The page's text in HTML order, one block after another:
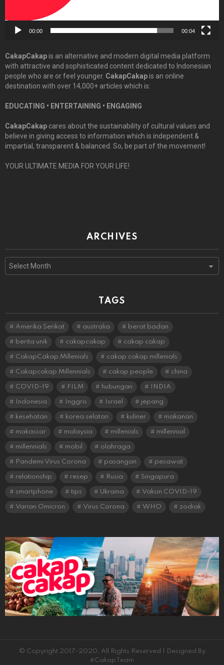
00:00 00:04
CakapCakapis an alternative and modern digital media platform
with attractive and sophisticated content dedicated to Indonesian
people who are or feel younger. CakapCakapis an online
destination with over 14,000+ articles which is:
EDUCATING • ENTERTAINING • ENGAGING
CakapCakap cares about the sustainability of cultural values and
believe in giving access to information which is independent &
impartial, transparent & balanced. So, be part of the movement!
YOUR ULTIMATE MEDIA FOR YOUR LIFE!
ARCHIVES
Archives
TAGS
Amerika Serikat australia berat badan
berita unik cakapcakap cakap cakap
CakapCakap Millenials cakap cakap millenials
Cakapcakap Millennials cakap people china
COVID-19 FILM hubungan INDIA
Indonesia Inggris Israel jepang
kesehatan korea selatan kuliner makanan
makassar malaysia millenials millennial
millennials mobil olahraga
Pandemi Virus Corona pasangan pesawat
relationship resep Rusia Singapura
smartphone tips Ukraina Vaksin COVID-19
Varian Omicron Virus Corona WHO zodiak
© Copyright 2017-2020, All Rights Reserved | Designed By
#CakapTeam